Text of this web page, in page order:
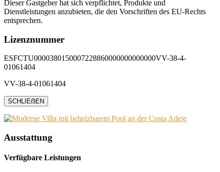
Dieser Gastgeber hat sich verpflichtet, Produkte und
Dienstleistungen anzubieten, die den Vorschriften des EU-Rechts
entsprechen.
Lizenznummer
ESFCTU0000380150007228860000000000000VV-38-4-
01061404
VV-38-4-01061404
SCHLIEẞEN
Ausstattung
Verfügbare Leistungen